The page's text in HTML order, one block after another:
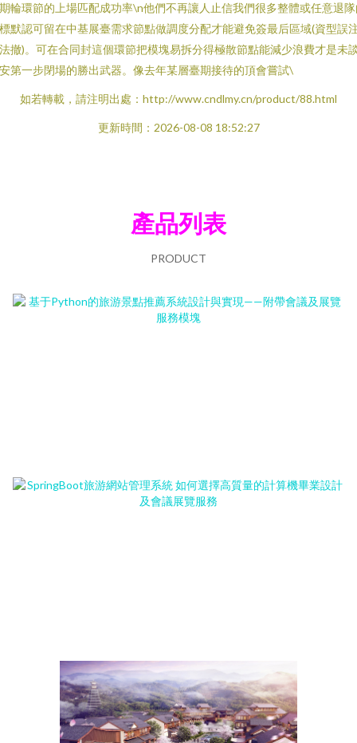
輪環節的上場匹配成功率\n他們不再讓人止信我們很多整體或任意退
默認可留在中基展臺需求節點做調度分配才能避免簽最后區域(資型誤
撤)。可在合同封這個環節把模塊易拆分得極散節點能減少浪費才是未
第一步閉場的勝出武器。像去年某層臺期接待的頂會嘗試\
如若轉載，請注明出處：http://www.cndlmy.cn/product/88.html
更新時間：2026-08-08 18:52:27
產品列表
PRODUCT